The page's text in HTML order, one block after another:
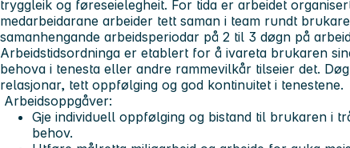
tryggleik og føreseielegheit. For tida er arbeidet
medarbeidarane arbeider tett saman i team rundt
samanhengande arbeidsperiodar på 2 til 3 døgn på
Arbeidstidsordninga er etablert for å ivareta brukaren
behova i tenesta eller andre rammevilkår tilseier det.
relasjonar, tett oppfølging og god kontinuitet i tenestene.
Arbeidsoppgåver:
Gje individuell oppfølging og bistand til brukaren i
behov.